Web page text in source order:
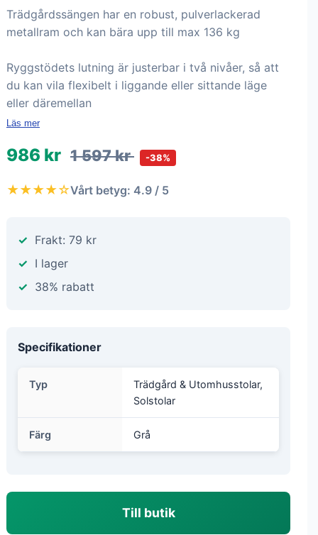
Trädgårdssängen har en robust, pulverlackerad
metallram och kan bära upp till max 136 kg
Ryggstödets lutning är justerbar i två nivåer, så att
du kan vila flexibelt i liggande eller sittande läge
eller däremellan
Läs mer
986 kr 1 597 kr -38%
★★★★☆Vårt betyg: 4.9 / 5
Frakt: 79 kr
I lager
38% rabatt
Specifikationer
Typ
Trädgård & Utomhusstolar,
Solstolar
Färg Grå
Till butik